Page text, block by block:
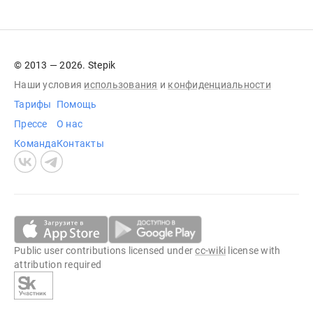
© 2013 — 2026. Stepik
Наши условия использования и конфиденциальности
Тарифы
Прессе
Команда
Помощь
О нас
Контакты
Public user contributions licensed undercc-wiki license with
attribution required